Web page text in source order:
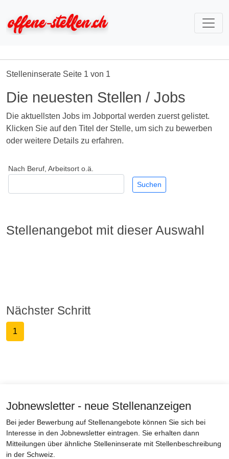
Stelleninserate Seite 1 von 1
Die neuesten Stellen / Jobs
Die aktuellsten Jobs im Jobportal werden zuerst gelistet.
Klicken Sie auf den Titel der Stelle, um sich zu bewerben
oder weitere Details zu erfahren.
Nach Beruf, Arbeitsort o.ä.
Stellenangebot mit dieser Auswahl
Nächster Schritt
1
Jobnewsletter - neue Stellenanzeigen
Bei jeder Bewerbung auf Stellenangebote können Sie sich bei
Interesse in den Jobnewsletter eintragen. Sie erhalten dann
Mitteilungen über ähnliche Stelleninserate mit Stellenbeschreibung
in der Schweiz.